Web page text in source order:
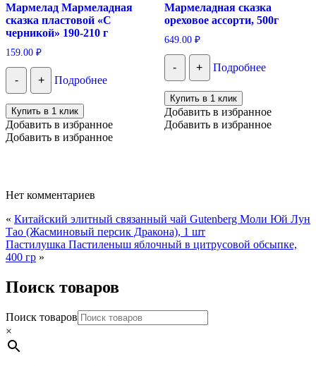
Мармелад Мармеладная
сказка пластовой «С
черникой» 190-210 г
159.00 ₽
- + Подробнее
Купить в 1 клик
Добавить в избранное
Добавить в избранное
Мармеладная сказка
ореховое ассорти, 500г
649.00 ₽
- + Подробнее
Купить в 1 клик
Добавить в избранное
Добавить в избранное
Нет комментариев
« Китайский элитный связанный чай Gutenberg Моли Юй Лун
Тао (Жасминовый персик Дракона), 1 шт
Пастилушка Пастиленыш яблочный в цитрусовой обсыпке,
400 гр »
Поиск товаров
Поиск товаров
×